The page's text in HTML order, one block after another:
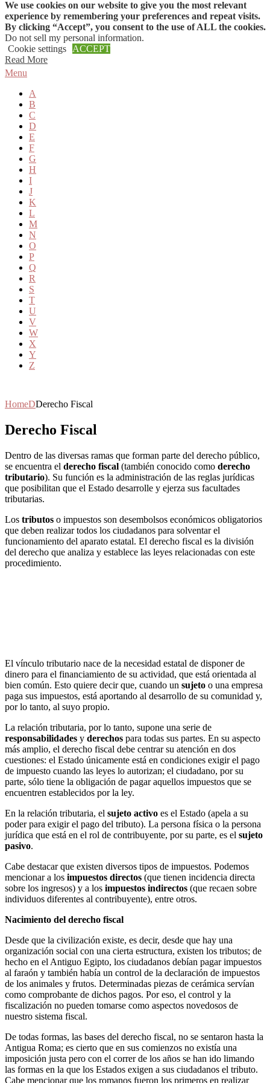
Skip to content
Menu
A
B
C
D
E
F
G
H
I
J
K
L
M
N
O
P
Q
R
S
T
U
V
W
X
Y
Z
HomeDDerecho Fiscal
Derecho Fiscal
Dentro de las diversas ramas que forman parte del derecho público,
se encuentra el derecho fiscal (también conocido como derecho
tributario). Su función es la administración de las reglas jurídicas
que posibilitan que el Estado desarrolle y ejerza sus facultades
tributarias.
Los tributos o impuestos son desembolsos económicos obligatorios
que deben realizar todos los ciudadanos para solventar el
funcionamiento del aparato estatal. El derecho fiscal es la división
del derecho que analiza y establece las leyes relacionadas con este
procedimiento.
El vínculo tributario nace de la necesidad estatal de disponer de
dinero para el financiamiento de su actividad, que está orientada al
bien común. Esto quiere decir que, cuando un sujeto o una empresa
paga sus impuestos, está aportando al desarrollo de su comunidad y,
por lo tanto, al suyo propio.
La relación tributaria, por lo tanto, supone una serie de
responsabilidades y derechos para todas sus partes. En su aspecto
más amplio, el derecho fiscal debe centrar su atención en dos
cuestiones: el Estado únicamente está en condiciones exigir el pago
de impuesto cuando las leyes lo autorizan; el ciudadano, por su
parte, sólo tiene la obligación de pagar aquellos impuestos que se
encuentren establecidos por la ley.
En la relación tributaria, el sujeto activo es el Estado (apela a su
poder para exigir el pago del tributo). La persona física o la persona
jurídica que está en el rol de contribuyente, por su parte, es el sujeto
pasivo.
Cabe destacar que existen diversos tipos de impuestos. Podemos
mencionar a los impuestos directos (que tienen incidencia directa
sobre los ingresos) y a los impuestos indirectos (que recaen sobre
individuos diferentes al contribuyente), entre otros.
Nacimiento del derecho fiscal
Desde que la civilización existe, es decir, desde que hay una
organización social con una cierta estructura, existen los tributos; de
hecho en el Antiguo Egipto, los ciudadanos debían pagar impuestos
al faraón y también había un control de la declaración de impuestos
de los animales y frutos. Determinadas piezas de cerámica servían
como comprobante de dichos pagos. Por eso, el control y la
fiscalización no pueden tomarse como aspectos novedosos de
nuestro sistema fiscal.
De todas formas, las bases del derecho fiscal, no se sentaron hasta la
Antigua Roma; es cierto que en sus comienzos no existía una
imposición justa pero con el correr de los años se han ido limando
las formas en la que los Estados exigen a sus ciudadanos el tributo.
Cabe mencionar que los romanos fueron los primeros en realizar
We use cookies on our website to give you the most relevant
experience by remembering your preferences and repeat visits.
By clicking “Accept”, you consent to the use of ALL the cookies.
Do not sell my personal information.
Cookie settings
ACCEPT
Read More